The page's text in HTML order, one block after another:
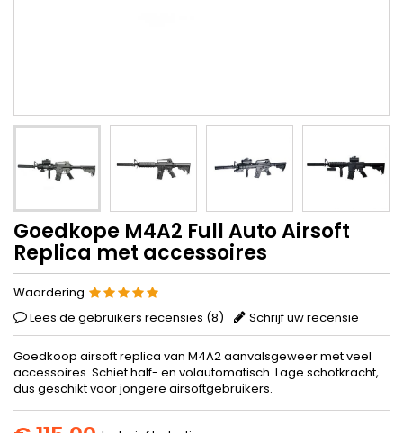
Goedkope M4A2 Full Auto Airsoft
Replica met accessoires
Waardering
Lees de gebruikers recensies (8) Schrijf uw recensie
Goedkoop airsoft replica van M4A2 aanvalsgeweer met veel
accessoires. Schiet half- en volautomatisch. Lage schotkracht,
dus geschikt voor jongere airsoftgebruikers.